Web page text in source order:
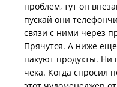
проблем, тут он
пускай они
связи с ними через
Прячутся. А ниже
пакуют продукты. Ни
чека. Когда спросил